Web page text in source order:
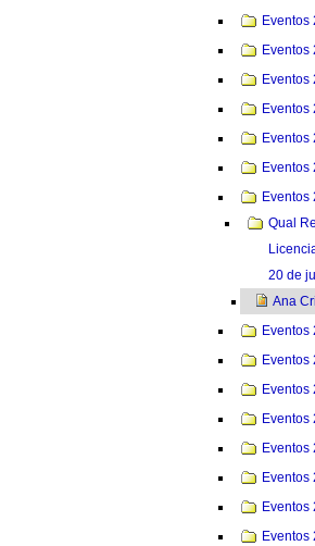
Eventos
Eventos
Eventos
Eventos
Eventos
Eventos
Eventos
Qual
20 de
Ana
Eventos
Eventos
Eventos
Eventos
Eventos
Eventos
Eventos
Eventos